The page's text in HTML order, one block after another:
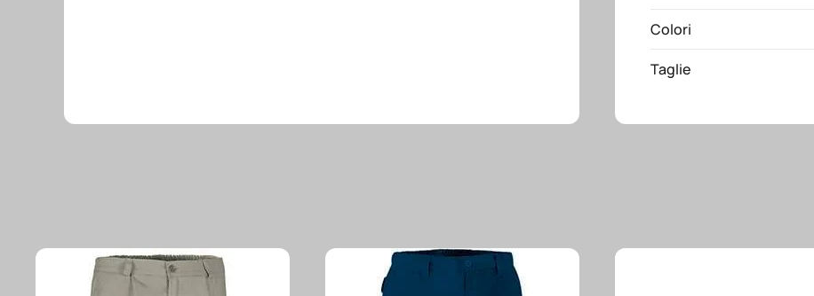
Colori
Taglie